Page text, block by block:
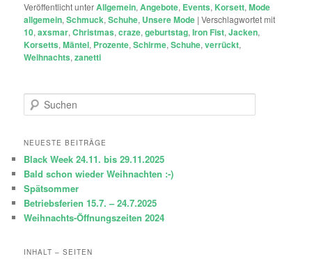
Veröffentlicht unterAllgemein,Angebote, Events, Korsett,Mode
allgemein,Schmuck,Schuhe, Unsere Mode |Verschlagwortet mit
10,axsmar,Christmas,craze,geburtstag,Iron Fist,Jacken,
Korsetts,Mäntel, Prozente,Schirme,Schuhe,verrückt,
Weihnachts,zanetti
u
h
n
NEUESTE BEITRÄGE
Black Week 24.11. bis 29.11.2025
Bald schon wieder Weihnachten :-)
Spätsommer
Betriebsferien 15.7. – 24.7.2025
Weihnachts-Öffnungszeiten 2024
INHALT – SEITEN